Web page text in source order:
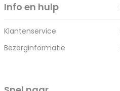
Info en hulp
Klantenservice
Bezorginformatie